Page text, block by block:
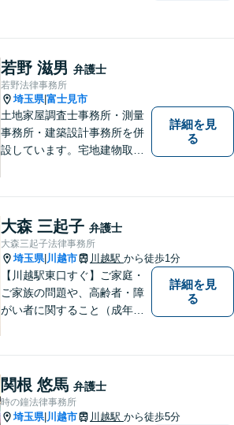
で、様々な問題に直面してき
ました。相談だけでもお気軽
にお問合せください。
若野 滋男 弁護士
若野法律事務所
埼玉県|富士見市
土地家屋調査士事務所・測量
事務所・建築設計事務所を併
設しています。宅地建物取引
不動産関係が得意です。
詳細を見
る
大森 三起子 弁護士
大森三起子法律事務所
埼玉県| 川越市 川越駅 から徒歩1分
【川越駅東口すぐ】ご家庭・
ご家族の問題や、高齢者・障
がい者に関すること（成年後
い。
詳細を見
る
関根 悠馬 弁護士
時の鐘法律事務所
埼玉県| 川越市 川越駅 から徒歩5分